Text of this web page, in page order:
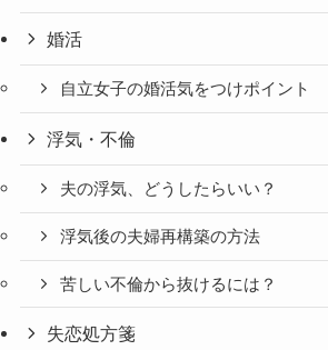
婚活
自立女子の婚活気をつけポイント
浮気・不倫
夫の浮気、どうしたらいい？
浮気後の夫婦再構築の方法
苦しい不倫から抜けるには？
失恋処方箋